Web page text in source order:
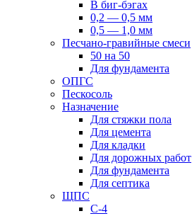
В биг-бэгах
0,2 — 0,5 мм
0,5 — 1,0 мм
Песчано-гравийные смеси
50 на 50
Для фундамента
ОПГС
Пескосоль
Назначение
Для стяжки пола
Для цемента
Для кладки
Для дорожных работ
Для фундамента
Для септика
ЩПС
С-4